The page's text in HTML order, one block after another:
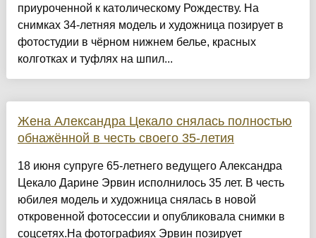
приуроченной к католическому Рождеству. На
снимках 34-летняя модель и художница позирует в
фотостудии в чёрном нижнем белье, красных
колготках и туфлях на шпил...
Жена Александра Цекало снялась полностью
обнажённой в честь своего 35-летия
18 июня супруге 65-летнего ведущего Александра
Цекало Дарине Эрвин исполнилось 35 лет. В честь
юбилея модель и художница снялась в новой
откровенной фотосессии и опубликовала снимки в
соцсетях.На фотографиях Эрвин позирует